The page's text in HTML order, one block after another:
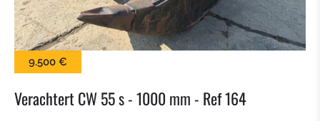
BALLENZANGE
KROKODILGEBISS ZANGE
SIEBSCHAUFEL
9.500 €
Verachtert CW 55 s - 1000 mm - Ref 164